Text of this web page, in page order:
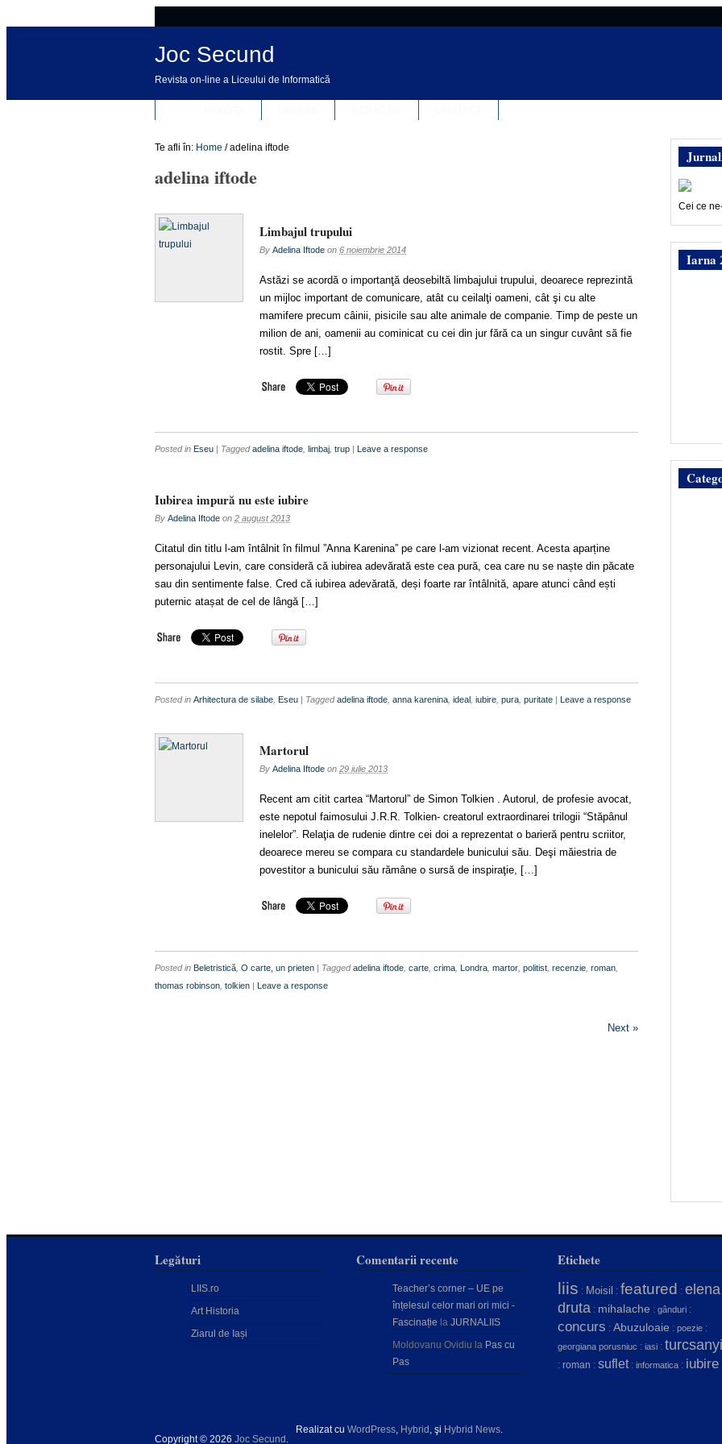
Joc Secund
Revista on-line a Liceului de Informatică
Te afli în: Home / adelina iftode
adelina iftode
Limbajul trupului
By Adelina Iftode on 6 noiembrie 2014
Astăzi se acordă o importanţă deosebiltă limbajului trupului, deoarece reprezintă
un mijloc important de comunicare, atât cu ceilalţi oameni, cât şi cu alte
mamifere precum câinii, pisicile sau alte animale de companie. Timp de peste un
milion de ani, oamenii au cominicat cu cei din jur fără ca un singur cuvânt să fie
rostit. Spre […]
Posted in Eseu | Taggedadelina iftode limbaj trup | Leave a response
Iubirea impură nu este iubire
By Adelina Iftode on 2 august 2013
Citatul din titlu l-am întâlnit în filmul ”Anna Karenina” pe care l-am vizionat recent. Acesta aparține
personajului Levin, care consideră că iubirea adevărată este cea pură, cea care nu se naște din păcate
sau din sentimente false. Cred că iubirea adevărată, deși foarte rar întâlnită, apare atunci când ești
puternic atașat de cel de lângă […]
Posted in Arhitectura de silabe Eseu | Taggedadelina iftode anna karenina ideal iubire pura puritate | Leave a response
Martorul
By Adelina Iftode on 29 iulie 2013
Recent am citit cartea “Martorul” de Simon Tolkien . Autorul, de profesie avocat,
este nepotul faimosului J.R.R. Tolkien- creatorul extraordinarei trilogii “Stăpânul
inelelor”. Relaţia de rudenie dintre cei doi a reprezentat o barieră pentru scriitor,
deoarece mereu se compara cu standardele bunicului său. Deşi măiestria de
povestitor a bunicului său rămâne o sursă de inspiraţie, […]
Posted in Beletristică O carte, un prieten | Taggedadelina iftode carte crima Londra martor politist recenzie roman
thomas robinson tolkien | Leave a response
Next »
Cei ce
Iarna
Legături
LIIS.ro
Art Historia
Ziarul de Iași
Comentarii recente
Teacher’s corner – UE pe
înțelesul celor mari ori mici -
Fascinație la JURNALIIS
Moldovanu Ovidiu la Pas cu
Pas
Etichete
liis : Moisil : featured : elena
druta : mihalache : gânduri :
concurs : Abuzuloaie : poezie :
georgiana porusniuc : iasi : turcsanyi
: roman : suflet: informatica : iubire
Copyright © 2026 Joc Secund .
Realizat cu WordPress, Hybrid , şi Hybrid News.